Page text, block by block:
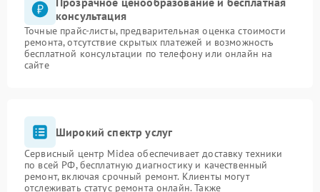
консультация
Точные прайс-листы, предварительная оценка стоимости
ремонта, отсутствие скрытых платежей и возможность
бесплатной консультации по телефону или онлайн на
сайте
Широкий спектр услуг
Сервисный центр Midea обеспечивает доставку техники
по всей РФ, бесплатную диагностику и качественный
ремонт, включая срочный ремонт. Клиенты могут
отслеживать статус ремонта онлайн. Также